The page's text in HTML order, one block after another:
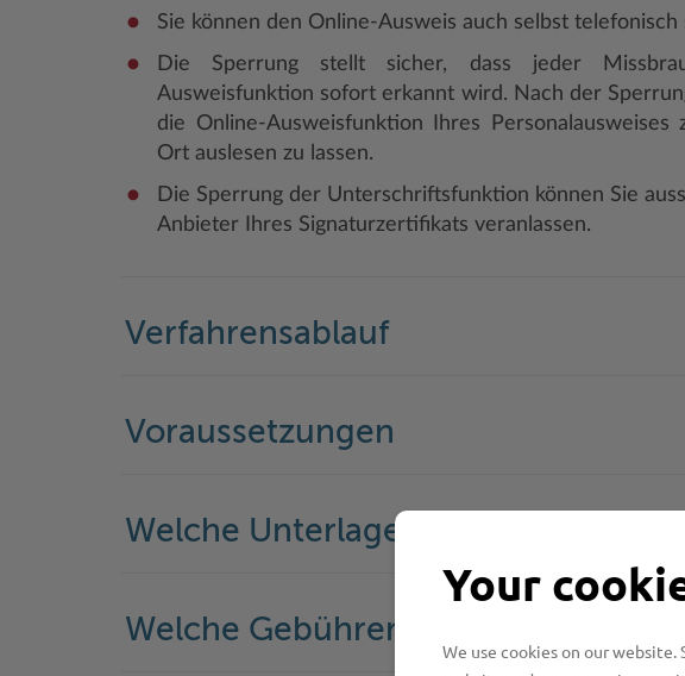
Sie können den Online-Ausweis auch selbst telefonisch
Die Sperrung stellt sicher, dass jeder
Ausweisfunktion sofort erkannt wird. Nach der
die Online-Ausweisfunktion Ihres
Ort auslesen zu lassen.
Die Sperrung der Unterschriftsfunktion können Sie
Anbieter Ihres Signaturzertifikats veranlassen.
Verfahrensablauf
Voraussetzungen
Welche Unterlagen werden
Welche Gebühren fallen an?
Your
We use cookies on our